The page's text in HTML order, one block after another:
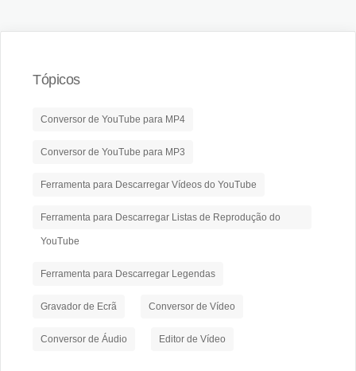
Tópicos
Conversor de YouTube para MP4
Conversor de YouTube para MP3
Ferramenta para Descarregar Vídeos do YouTube
Ferramenta para Descarregar Listas de Reprodução do
YouTube
Ferramenta para Descarregar Legendas
Gravador de Ecrã Conversor de Vídeo
Conversor de Áudio Editor de Vídeo